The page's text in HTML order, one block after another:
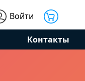
Войти
Контакты